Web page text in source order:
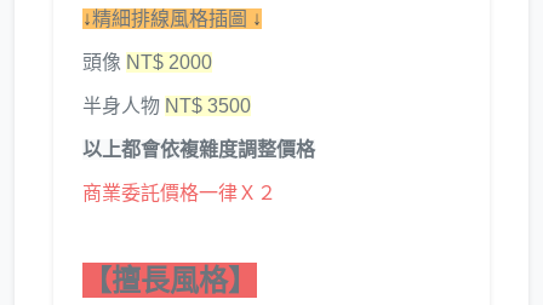
↓精細排線風格插圖 ↓
頭像 NT$ 2000
半身人物 NT$ 3500
以上都會依複雜度調整價格
商業委託價格一律Ｘ２
【擅長風格】